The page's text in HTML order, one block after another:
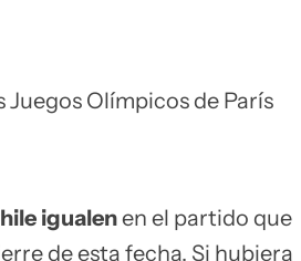
Juegos Olímpicos de París
igualenen el partido que
de esta fecha. Si hubiera